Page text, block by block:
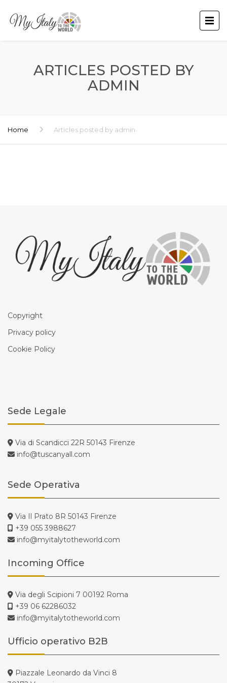
ARTICLES POSTED BY
ADMIN
Home Articles posted by admin
Copyright
Privacy policy
Cookie Policy
Sede Legale
Via di Scandicci 22R 50143 Firenze
info@tuscanyall.com
Sede Operativa
Via Il Prato 8R 50143 Firenze
+39 055 3988627
info@myitalytotheworld.com
Incoming Office
Via degli Scipioni 7 00192 Roma
+39 06 62286032
info@myitalytotheworld.com
Ufficio operativo B2B
Piazzale Leonardo da Vinci 8